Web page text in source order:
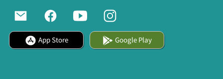
App Store Google Play